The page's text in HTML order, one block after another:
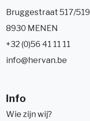
Bruggestraat 517/519
8930 MENEN
+32 (0)56 41 11 11
info@hervan.be
Info
Wie zijn wij?